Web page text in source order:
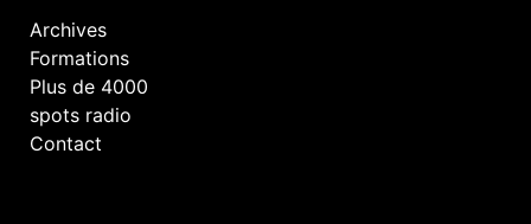
Archives
Formations
Plus de 4000
spots radio
Contact